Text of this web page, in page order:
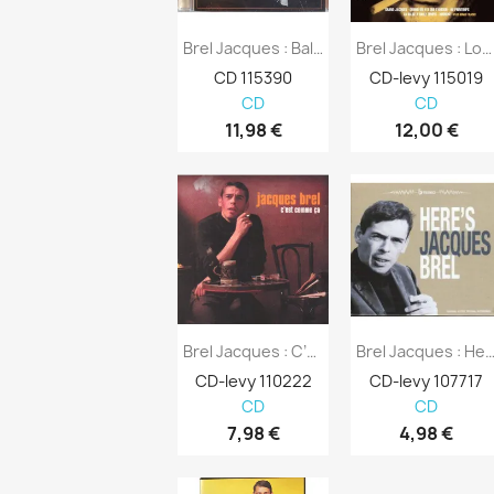
Brel Jacques : Ballad Of Jacques Brel...
CD 115390
CD
11,98 €
Brel Jacques : C’est Comme Ca 2cd - CD
CD-levy 110222
CD
7,98 €
Brel Jacques : Long Play Collection 5...
CD-levy 115019
CD
12,00 €
Brel Jacques : Here’s ( 19 Laulua) - CD
CD-levy 107717
CD
4,98 €